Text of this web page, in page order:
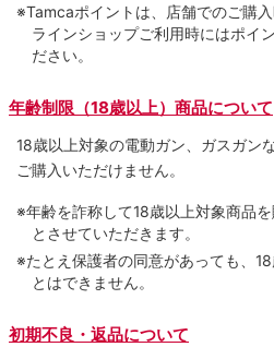
※Tamcaポイントは、店舗でのご購
ラインショップご利用時にはポイ
ださい。
年齢制限（18歳以上）商品について
18歳以上対象の電動ガン、ガスガン
ご購入いただけません。
※年齢を詐称して18歳以上対象商品
とさせていただきます。
※たとえ保護者の同意があっても、
とはできません。
初期不良・返品について